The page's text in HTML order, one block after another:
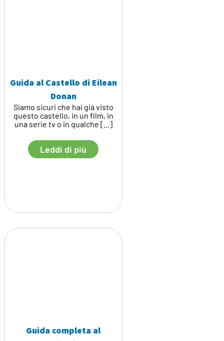
Guida al Castello di Eilean
Donan
Siamo sicuri che hai già visto
questo castello, in un film, in
una serie tv o in qualche [...]
Leddi di piú
Guida completa al